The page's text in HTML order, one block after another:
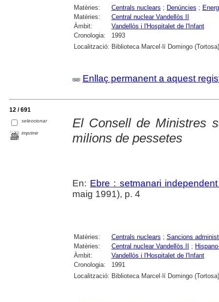
Matèries: Centrals nuclears ; Denúncies ;
Matèries:
Central nuclear Vandellòs II
Àmbit:
Vandellòs i l'Hospitalet de l'Infant
Cronologia:
1993
Localització: Biblioteca Marcel·lí Domingo (Tortosa)
Enllaç permanent a aquest
12 / 691
seleccionar
imprimir
El Consell de Ministres
milions de pessetes
En: Ebre : setmanari
maig 1991), p. 4
Matèries: Centrals nuclears ; Sancions
Matèries:
Central nuclear Vandellòs II ;
Àmbit:
Vandellòs i l'Hospitalet de l'Infant
Cronologia:
1991
Localització: Biblioteca Marcel·lí Domingo (Tortosa)